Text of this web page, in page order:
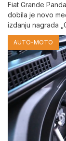
Fiat Grande
dobila je novo
izdanju nagrada
AUTO-MOTO